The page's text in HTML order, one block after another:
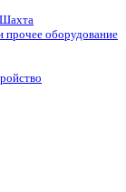
прочее оборудование